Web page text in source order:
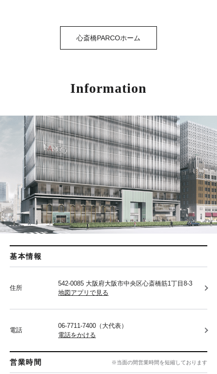
心斎橋PARCOホーム
Information
基本情報
住所
542-0085 大阪府大阪市中央区心斎橋筋1丁目8-3
地図アプリで見る
電話
06-7711-7400（大代表）
電話をかける
営業時間 ※当面の間営業時間を短縮しております